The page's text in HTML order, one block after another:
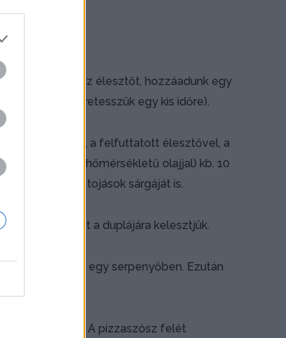
az élesztőt, hozzáadunk egy
helyre félretesszük egy kis időre).
sót szórva rá, a felfuttatott élesztővel, a
(vagy a szobahőmérsékletű olajjal) kb. 10
belekeverjük a tojások sárgáját is.
50 perc alatt a duplájára kelesztjük.
megpirítjuk egy serpenyőben. Ezután
nyújtjuk. A pizzaszósz felét